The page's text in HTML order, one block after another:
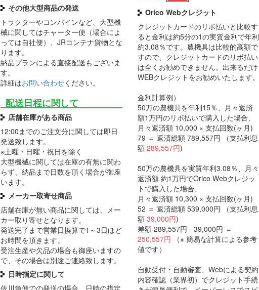
その他大型商品の発送
トラクターやコンバインなど、大型機
械に関してはチャーター便（場合によ
っては自社便）、JRコンテナ貨物とな
ります。
納品プランによる直接配送もございま
す。
詳細はお問い合わせください。
配送日程に関して
店舗在庫がある商品
12:00までのご注文分に関しては即日
発送致します。
※土曜・日曜・祝日を除く
大型機械に関しては在庫の有無に関わ
らず、納品まで日数を頂く場合が御座
います。
メーカー取寄せ商品
店舗在庫が無い商品に関しては、メー
カー取り寄せとなります。
発送完了まで営業日換算で1～3日ほど
お時間を頂きます。
受注生産や欠品の場合も御座いますの
で、その場合は別途ご連絡致します。
日時指定に関して
Orico Webクレジット
クレジットカードのリボ払いと比較す
ると金利は約5分の1の実質金利で年利
約3.08％です。農機具は比較的高額で
すので、クレジットカードのリボ払い
は全くお勧めできません。出来るだけ
WEBクレジットをお勧めいたします。
金利計算例）
50万の農機具を年利15％、月々返済
額1万円のリボ払いで購入した場合、
月々返済額 10,000 × 支払回数(ヶ月)
79 ＝ 返済総額 789,557円 （支払利息
額289,557円)
50万の農機具を実質年利3.08％、月々
返済額 約1万円でOrico Webクレジッ
トで購入した場合、
月々返済額 10,300 × 支払回数(ヶ月)
52 ＝ 返済総額 539,000円 （支払利息
額39,000円)
差額 289,557円 - 39,000円 ＝
250,557円 （※ 簡易な計算による参考
値です）
自動受付・自動審査、Webによる契約
内容確認（業界初）でクレジット手続